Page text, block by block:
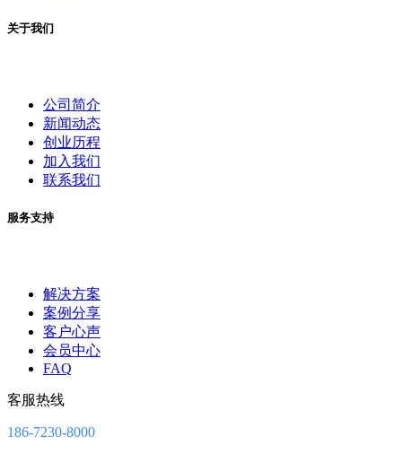
关于我们
公司简介
新闻动态
创业历程
加入我们
联系我们
服务支持
解决方案
案例分享
客户心声
会员中心
FAQ
客服热线
186-7230-8000